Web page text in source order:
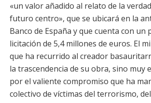
«un valor añadido al relato de la
futuro centro», que se ubicará en la
Banco de España y que cuenta con un
licitación de 5,4 millones de euros. El
que ha recurrido al creador
la trascendencia de su obra, sino muy
por el valiente compromiso que ha
colectivo de víctimas del terrorismo,